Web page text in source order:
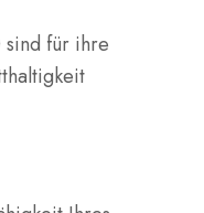
sind für ihre